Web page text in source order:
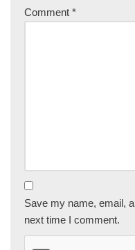
Comment *
Save my name, email,
next time I comment.